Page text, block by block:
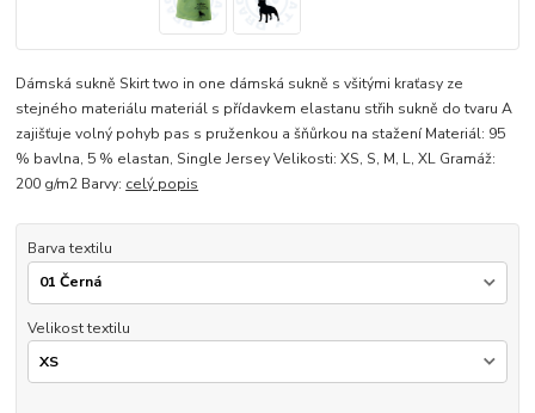
Dámská sukně Skirt two in one dámská sukně s všitými kraťasy ze
stejného materiálu materiál s přídavkem elastanu střih sukně do tvaru A
zajišťuje volný pohyb pas s pruženkou a šňůrkou na stažení Materiál: 95
% bavlna, 5 % elastan, Single Jersey Velikosti: XS, S, M, L, XL Gramáž:
200 g/m2 Barvy: celý popis
Barva textilu
Velikost textilu